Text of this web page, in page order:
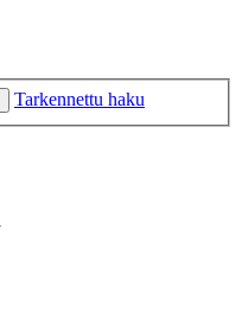
Tarkennettu haku